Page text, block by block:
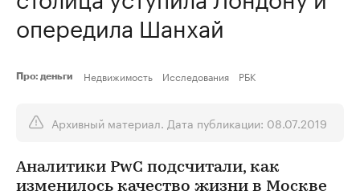
опередила Шанхай
Про: деньги Недвижимость Исследования РБК
Архивный материал. Дата публикации: 08.07.2019
Аналитики PwC подсчитали, как
изменилось качество жизни в Москве